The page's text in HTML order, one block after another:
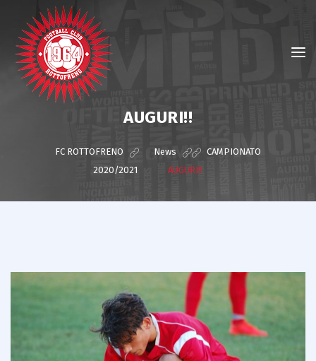
AUGURI!!
FC ROTTOFRENO News > CAMPIONATO
2020/2021
AUGURI!!